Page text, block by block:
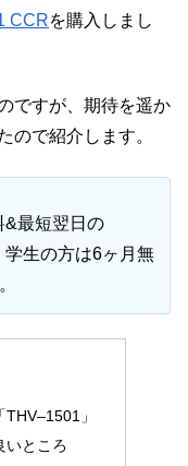
CCRを購入しまし
ですが、期待を遥か
ので紹介します。
&最短翌日の
生の方は6ヶ月無
」
いところ